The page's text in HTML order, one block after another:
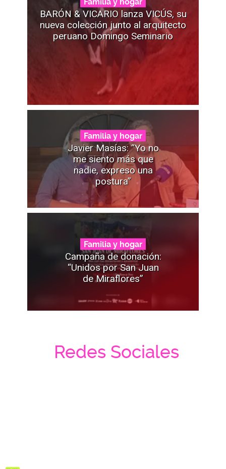
BARÓN & VICARIO lanza VICÚS, su
nueva colección junto al arquitecto
peruano Domingo Seminario
Familia y hogar
Javier Masías: “Yo no
me siento más que
nadie, expreso una
postura”
Familia y hogar
Campaña de donación:
“Unidos por San Juan
de Miraflores”
Redes Sociales